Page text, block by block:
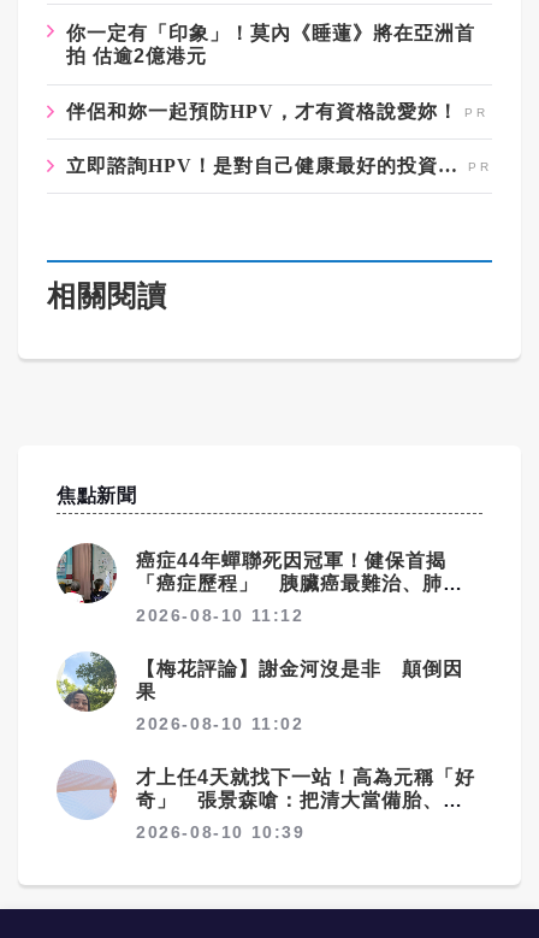
你一定有「印象」！莫內《睡蓮》將在亞洲首
拍 估逾2億港元
伴侶和妳一起預防HPV，才有資格說愛妳！
立即諮詢HPV！是對自己健康最好的投資，把握現在不嫌晚！
相關閱讀
焦點新聞
癌症44年蟬聯死因冠軍！健保首揭
「癌症歷程」 胰臟癌最難治、肺癌
驚見院際差41.8個百分點
2026-08-10 11:12
【梅花評論】謝金河沒是非 顛倒因
果
2026-08-10 11:02
才上任4天就找下一站！高為元稱「好
奇」 張景森嗆：把清大當備胎、準
備劈腿
2026-08-10 10:39